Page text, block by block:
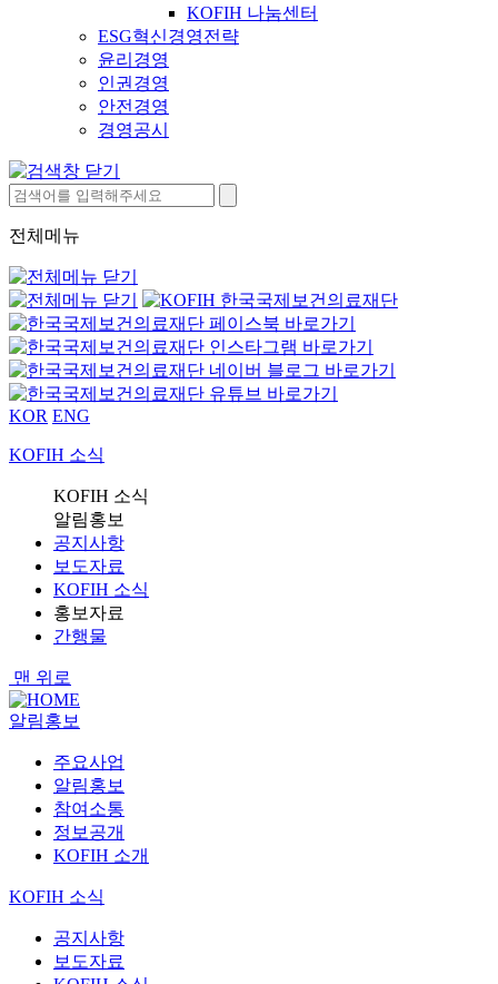
KOFIH 나눔센터
ESG혁신경영전략
윤리경영
인권경영
안전경영
경영공시
전체메뉴
KOR ENG
KOFIH 소식
KOFIH 소식
알림홍보
공지사항
보도자료
KOFIH 소식
홍보자료
간행물
맨 위로
알림홍보
주요사업
알림홍보
참여소통
정보공개
KOFIH 소개
KOFIH 소식
공지사항
보도자료